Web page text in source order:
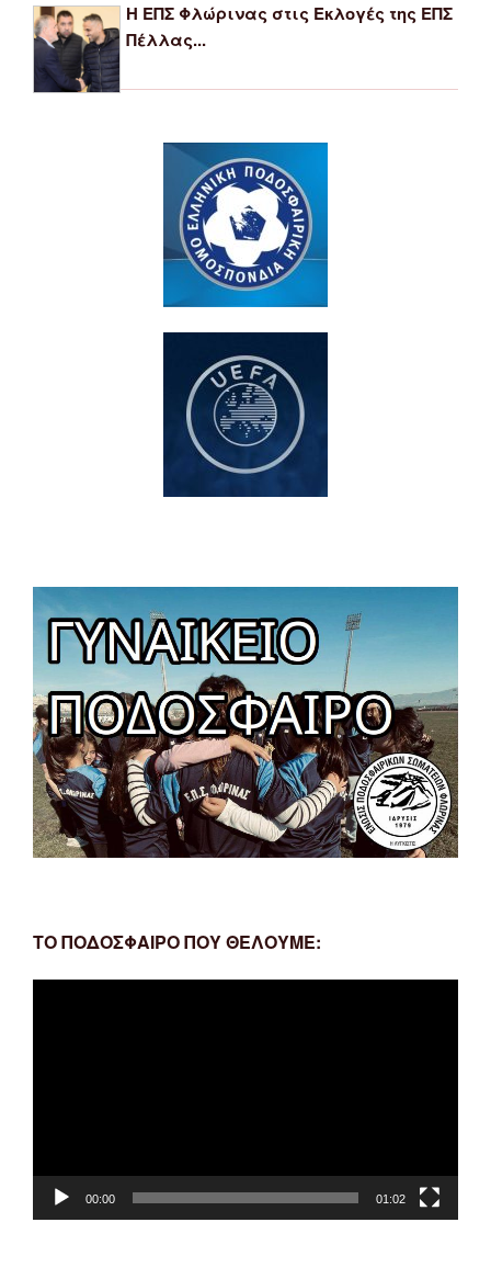
Η ΕΠΣ Φλώρινας στις Εκλογές της ΕΠΣ
Πέλλας...
ΤΟ ΠΟΔΟΣΦΑΙΡΟ ΠΟΥ ΘΕΛΟΥΜΕ:
00:00 01:02